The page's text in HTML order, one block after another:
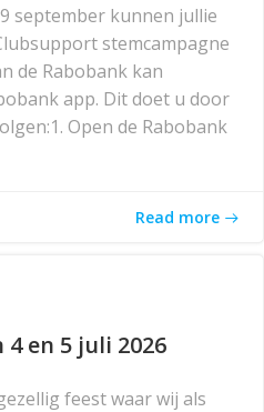
september kunnen jullie
stemcampagne
de Rabobank kan
app. Dit doet u door
Open de Rabobank
Read more
en 5 juli 2026
feest waar wij als